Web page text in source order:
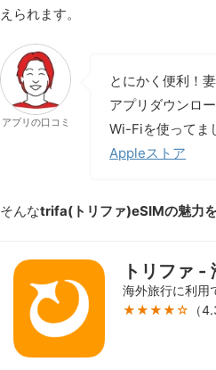
えられます。
アプリの口コミ
とにかく便利！
アプリダウンロ
Wi-Fiを使ってま
Appleストア
そんなtrifa(トリファ)eSIMの魅力
トリファ
海外旅行に利用
★★★★☆
（